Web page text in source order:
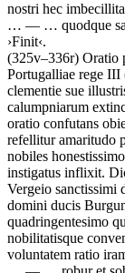
nostri hec
… — … quodque
›Finit‹.
(325v–336r) Oratio
Portugalliae rege III
clementie sue
calumpniarum
oratio confutans
refellitur amaritudo
nobiles
instigatus inflixit.
Vergeio sanctissimi
domini ducis
quadringentesimo
nobilitatisque
voluntatem ratio